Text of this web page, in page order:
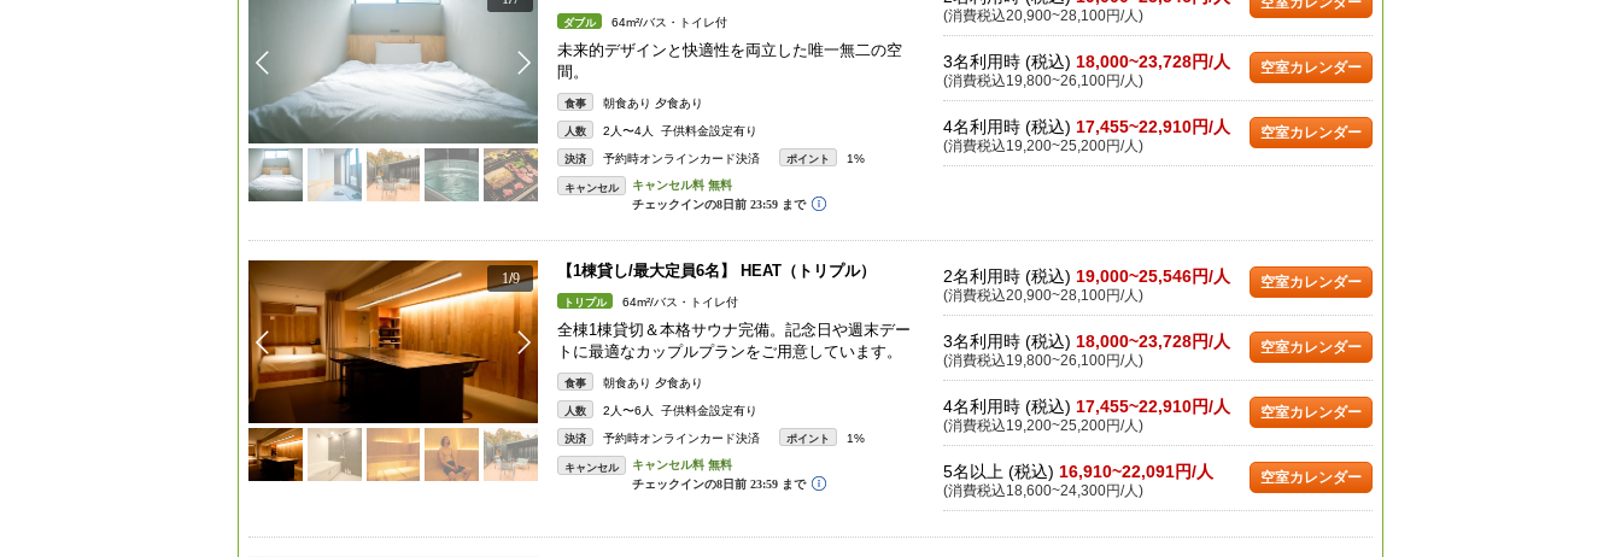
ダブル 64m²/バス・トイレ付
未来的デザインと快適性を両立した唯一無二の空
間。
食事 朝食あり 夕食あり
人数 2人〜4人 子供料金設定有り
決済 予約時オンラインカード決済 ポイント 1%
キャンセル
(消費税込20,900~28,100円/人)
3名利用時 (税込) 18,000~23,728円/人
(消費税込19,800~26,100円/人)
空室カレンダー
4名利用時 (税込) 17,455~22,910円/人
(消費税込19,200~25,200円/人)
空室カレンダー
1/9 【1棟貸し/最大定員6名】 HEAT（トリプル）
トリプル 64m²/バス・トイレ付
全棟1棟貸切＆本格サウナ完備。記念日や週末デー
トに最適なカップルプランをご用意しています。
食事 朝食あり 夕食あり
人数 2人〜6人 子供料金設定有り
決済 予約時オンラインカード決済 ポイント 1%
キャンセル
2名利用時 (税込) 19,000~25,546円/人
(消費税込20,900~28,100円/人)
空室カレンダー
3名利用時 (税込) 18,000~23,728円/人
(消費税込19,800~26,100円/人)
空室カレンダー
4名利用時 (税込) 17,455~22,910円/人
(消費税込19,200~25,200円/人)
空室カレンダー
5名以上 (税込) 16,910~22,091円/人
(消費税込18,600~24,300円/人)
空室カレンダー